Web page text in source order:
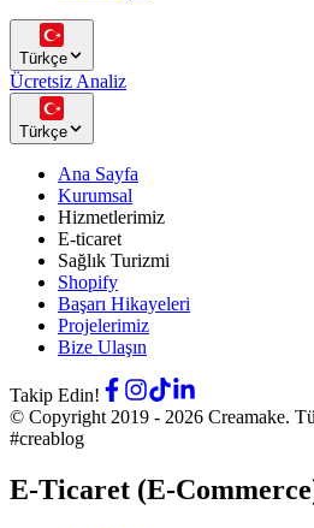
Türkçe
Ücretsiz Analiz
Türkçe
Ana Sayfa
Kurumsal
Hizmetlerimiz
E-ticaret
Sağlık Turizmi
Shopify
Başarı Hikayeleri
Projelerimiz
Bize Ulaşın
Takip Edin!
© Copyright 2019 - 2026 Creamake.
#creablog
E-Ticaret (E-